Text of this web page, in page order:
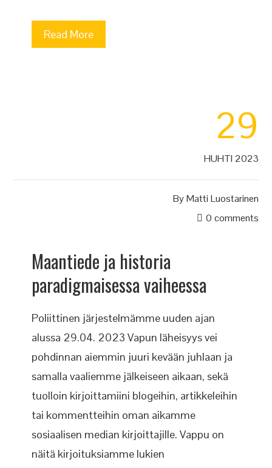
Read More
29
HUHTI 2023
ByMatti Luostarinen
0 comments
Maantiede ja historia
paradigmaisessa vaiheessa
Poliittinen järjestelmämme uuden ajan
alussa 29.04. 2023 Vapun läheisyys vei
pohdinnan aiemmin juuri kevään juhlaan ja
samalla vaaliemme jälkeiseen aikaan, sekä
tuolloin kirjoittamiini blogeihin, artikkeleihin
tai kommentteihin oman aikamme
sosiaalisen median kirjoittajille. Vappu on
näitä kirjoituksiamme lukien